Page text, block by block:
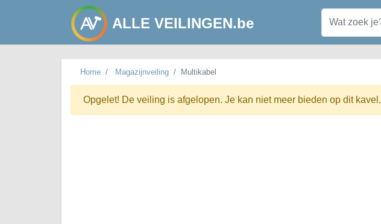
ALLE VEILINGEN.be
Home Magazijnveiling Multikabel
Opgelet! De veiling is afgelopen. Je kan niet meer bieden op dit kavel.